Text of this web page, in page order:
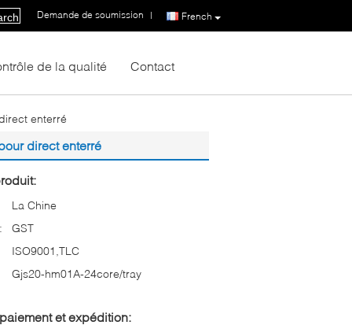
French
Demande de soumission |
de la qualité Contact
enterré
direct enterré
La Chine
GST
ISO9001,TLC
Gjs20-hm01A-24core/tray
et expédition: